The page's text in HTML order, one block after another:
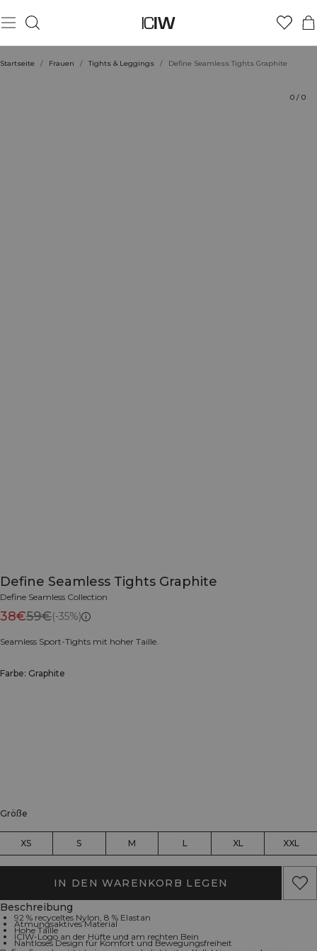
Startseite / Frauen / Tights & Leggings / Define Seamless Tights Graphite
0 / 0
Define Seamless Tights Graphite
Define Seamless Collection
38€59€(-35%)
Seamless Sport-Tights mit hoher Taille.
Farbe: Graphite
Größe
XS S M L XL XXL
IN DEN WARENKORB LEGEN
Beschreibung
92 % recyceltes Nylon, 8 % Elastan
Atmungsaktives Material
Hohe Taille
ICIW-Logo an der Hüfte und am rechten Bein
Nahtloses Design für Komfort und Bewegungsfreiheit